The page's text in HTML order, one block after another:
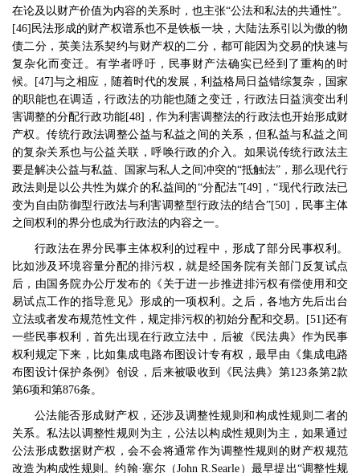
在论及以财产价值为内容的关系时，也主张“公法和私法的共通性”。
[46] 民法形成的财产权谱系也不是铁板一块，大陆法系引以为傲的物
债二分，英美法系契约与财产权的二分，都可能因为交易的快速与
复杂化而变迁。有学者呼吁，民事财产法确实已经到了重构的时
候。
[47]与之相应，随着时代的发展，利益格局日益错综复杂，国家
的职能也在调适，行政法的功能也随之变迁，行政法日益演变出利
害调整的分配行政功能[48] ，作为利害调整法的行政法也开始形成财
产权。传统行政法调整公益与私益之间的关系，但私益与私益之间
的复杂关系也与公益关联，呼唤行政的介入。如果说传统行政法主
要是解决公益与私益、国家与私人之间冲突的“抵触法” ，那么现代行
政法则是以公共性为媒介的私益间的“分配法”[49] ，“现代行政法已
变为自由防御型行政法与利害调整型行政法的结合”[50] ，民事主体
之间权利的界分也成为行政法的内容之一。
行政法在界分民事主体权利的过程中，形成了部分民事权利。
比如涉及环境容量分配的排污权，就是经国务院有关部门反复试点
后，由国务院办公厅发布的《关于进一步推进排污权有偿使用和交
易试点工作的指导意见》形成的一项权利。之后，各地方先后出台
立法或者发布规范性文件，规定排污权的初始分配和交易。
[51]还有
一些民事权利，首先出现在行政立法中，后被《民法典》作为民事
权利规定下来，比如集成电路布图设计专有权，最早由《集成电路
布图设计保护条例》创设，后来被吸收到《民法典》第123条第2款
第6项和第876条。
公法能否形成财产权，还涉及调整性规则和构成性规则二者的
关系。私法以调整性规则为主，公法以构成性规则为主，如果通过
公法形成数据财产权，会不会将通常作为调整性规则的财产权规范
改造为构成性规则。约翰·塞尔（John R.Searle ）最早提出“调整性规